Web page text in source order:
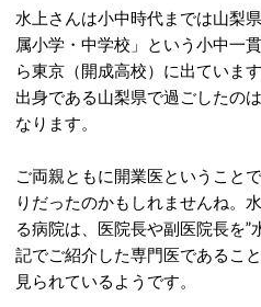
水上さんは小中時代までは山梨
属小学・中学校」という小中一
ら東京（開成高校）に出ていま
出身である山梨県で過ごしたの
なります。
ご両親ともに開業医ということ
りだったのかもしれませんね。
る病院は、医院長や副医院長を”
記でご紹介した専門医であるこ
見られているようです。